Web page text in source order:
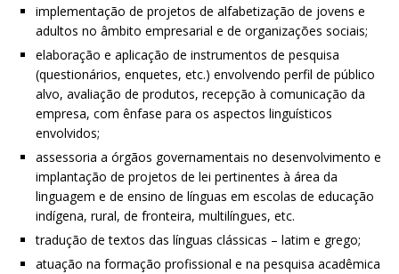
implementação de projetos de alfabetização de jovens e
adultos no âmbito empresarial e de organizações sociais;
elaboração e aplicação de instrumentos de pesquisa
(questionários, enquetes, etc.) envolvendo perfil de público
alvo, avaliação de produtos, recepção à comunicação da
empresa, com ênfase para os aspectos linguísticos
envolvidos;
assessoria a órgãos governamentais no desenvolvimento e
implantação de projetos de lei pertinentes à área da
linguagem e de ensino de línguas em escolas de educação
indígena, rural, de fronteira, multilíngues, etc.
tradução de textos das línguas clássicas – latim e grego;
atuação na formação profissional e na pesquisa acadêmica